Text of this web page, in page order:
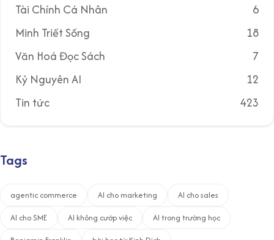
Tài Chính Cá Nhân
6
Minh Triết Sống
18
Văn Hoá Đọc Sách
7
Kỷ Nguyên AI
12
Tin tức
423
Tags
agentic commerce AI cho marketing
AI cho sales
AI cho SME
AI không cướp việc
AI trong trường học